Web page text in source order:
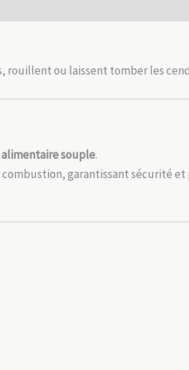
durable
rouillent ou laissent tomber les
souple.
garantissant sécurité et